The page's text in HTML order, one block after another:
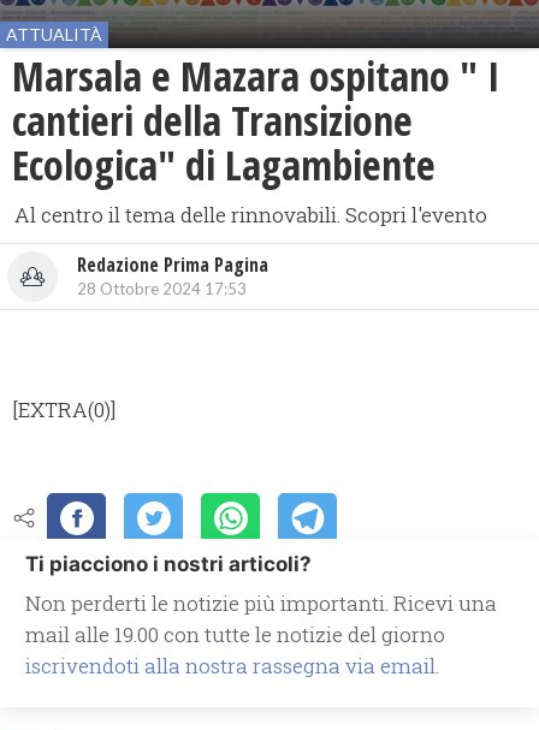
ATTUALITÀ
Marsala e Mazara ospitano " I
cantieri della Transizione
Ecologica" di Lagambiente
Al centro il tema delle rinnovabili. Scopri l'evento
Redazione Prima Pagina
28 Ottobre 2024 17:53
[EXTRA(0)]
Ti piacciono i nostri articoli?
Non perderti le notizie più importanti. Ricevi una
mail alle 19.00 con tutte le notizie del giorno
iscrivendoti alla nostra rassegna via email.